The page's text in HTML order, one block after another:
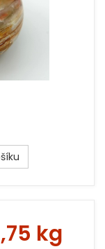
kg